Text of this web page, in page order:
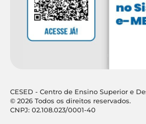
CESED - Centro de Ensino Superior e
© 2026 Todos os direitos reservados.
CNPJ: 02.108.023/0001-40